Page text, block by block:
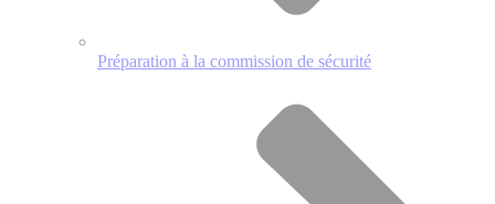
Préparation à la commission de sécurité